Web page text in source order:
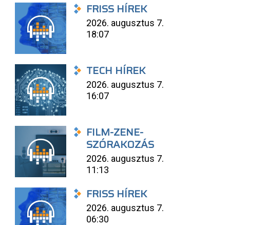
FRISS HÍREK
2026. augusztus 7.
18:07
TECH HÍREK
2026. augusztus 7.
16:07
FILM-ZENE-
SZÓRAKOZÁS
2026. augusztus 7.
11:13
FRISS HÍREK
2026. augusztus 7.
06:30